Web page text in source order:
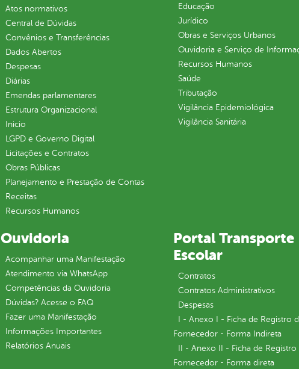
Atos normativos
Central de Dúvidas
Convênios e Transferências
Dados Abertos
Despesas
Diárias
Emendas parlamentares
Estrutura Organizacional
Inicio
LGPD e Governo Digital
Licitações e Contratos
Obras Públicas
Planejamento e Prestação de Contas
Receitas
Recursos Humanos
Educação
Jurídico
Obras e Serviços Urbanos
Ouvidoria e Serviço de
Recursos Humanos
Saúde
Tributação
Vigilância Epidemiológica
Vigilância Sanitária
Ouvidoria
Acompanhar uma Manifestação
Atendimento via WhatsApp
Competências da Ouvidoria
Dúvidas? Acesse o FAQ
Fazer uma Manifestação
Informações Importantes
Relatórios Anuais
Portal Transporte
Escolar
Contratos
Contratos Administrativos
Despesas
I - Anexo I - Ficha de Registro
Fornecedor - Forma Indireta
II - Anexo II - Ficha de Registro
Fornecedor - Forma direta